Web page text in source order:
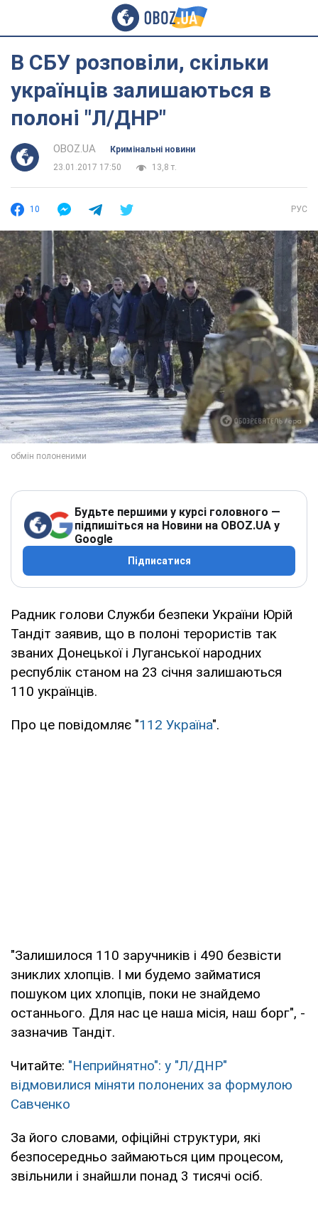
В СБУ розповіли, скільки
українців залишаються в
полоні "Л/ДНР"
OBOZ.UA
Кримінальні новини
23.01.2017 17:50
13,8 т.
10 РУС
Будьте першими у курсі головного —
підпишіться на Новини на OBOZ.UA у
Google
Підписатися
Радник голови Служби безпеки України Юрій
Тандіт заявив, що в полоні терористів так
званих Донецької і Луганської народних
республік станом на 23 січня залишаються
110 українців.
Про це повідомляє "112 Україна".
"Залишилося 110 заручників і 490 безвісти
зниклих хлопців. І ми будемо займатися
пошуком цих хлопців, поки не знайдемо
останнього. Для нас це наша місія, наш борг", -
зазначив Тандіт.
Читайте: "Неприйнятно": у "Л/ДНР"
відмовилися міняти полонених за формулою
Савченко
За його словами, офіційні структури, які
безпосередньо займаються цим процесом,
звільнили і знайшли понад 3 тисячі осіб.